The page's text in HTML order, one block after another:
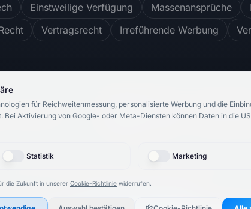
Einstweilige Verfügung Massenansprüche
Vertragsrecht Irreführende Werbung
4.8/ 5 748
für Reichweitenmessung, personalisierte Werbung und die
Bei Aktivierung von Google- oder Meta-Diensten können Daten in die
Statistik Marketing
die Zukunft in unserer Cookie-Richtlinie widerrufen.